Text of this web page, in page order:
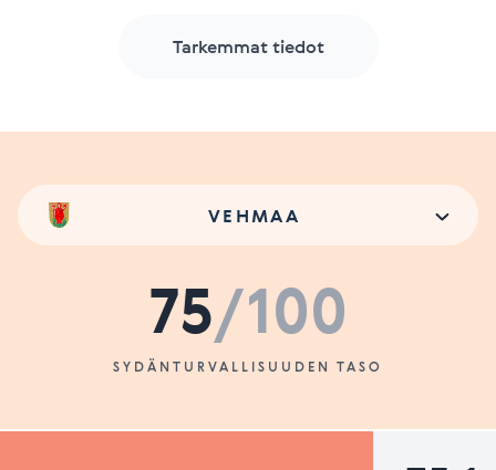
Tarkemmat tiedot
VEHMAA
75/100
SYDÄNTURVALLISUUDEN TASO